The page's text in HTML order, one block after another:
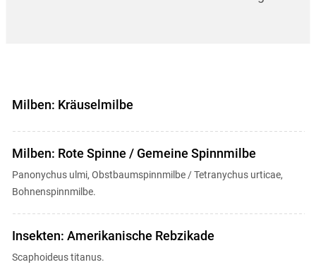
Milben: Kräuselmilbe
Milben: Rote Spinne / Gemeine Spinnmilbe
Panonychus ulmi, Obstbaumspinnmilbe / Tetranychus urticae,
Bohnenspinnmilbe.
Insekten: Amerikanische Rebzikade
Scaphoideus titanus.